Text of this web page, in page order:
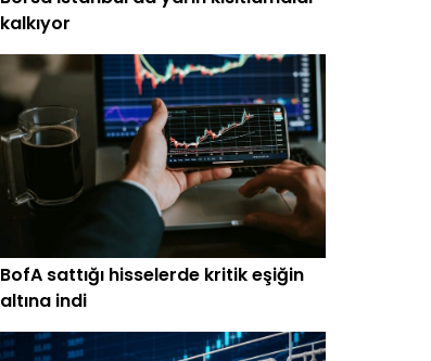
kalkıyor
BofA sattığı hisselerde kritik eşiğin
altına indi